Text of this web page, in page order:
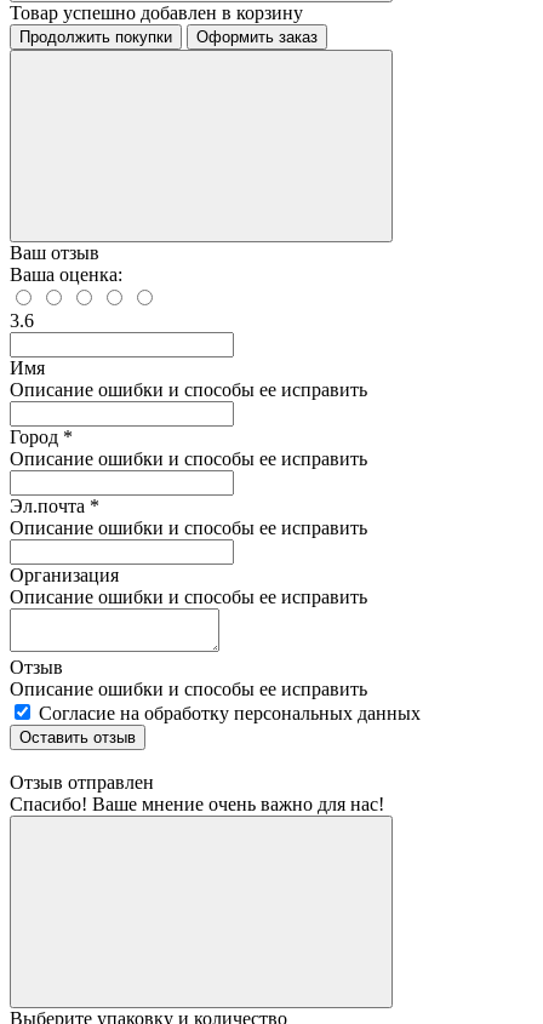
Товар успешно добавлен в корзину
Продолжить покупки Оформить заказ
Ваш отзыв
Ваша оценка:
3.6
Имя
Описание ошибки и способы ее исправить
Город *
Описание ошибки и способы ее исправить
Эл.почта *
Описание ошибки и способы ее исправить
Организация
Описание ошибки и способы ее исправить
Отзыв
Описание ошибки и способы ее исправить
Согласие на обработку персональных данных
Оставить отзыв
Отзыв отправлен
Спасибо! Ваше мнение очень важно для нас!
Выберите упаковку и количество